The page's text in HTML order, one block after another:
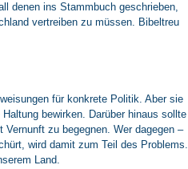
denen ins Stammbuch geschrieben,
vertreiben zu müssen. Bibeltreu
für konkrete Politik. Aber sie
bewirken. Darüber hinaus sollte
zu begegnen. Wer dagegen –
wird damit zum Teil des Problems.
Land.